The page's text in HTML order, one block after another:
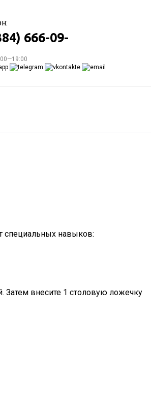
666-09-
специальных навыков:
внесите 1 столовую ложечку